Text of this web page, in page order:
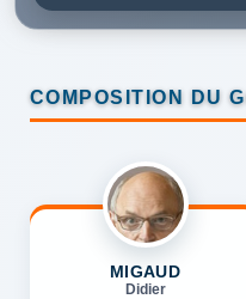
COMPOSITION DU
MIGAUD
Didier